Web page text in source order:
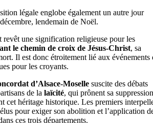
légale englobe également un autre jour
lendemain de Noël.
revêt une signification religieuse pour les
le chemin de croix de Jésus-Christ, sa
Il est donc étroitement lié aux événements
pour les croyants.
d’Alsace-Moselle suscite des débats
de la laïcité, qui prônent sa
cet héritage historique. Les premiers
pour exiger son abolition et l’application
ces trois départements.